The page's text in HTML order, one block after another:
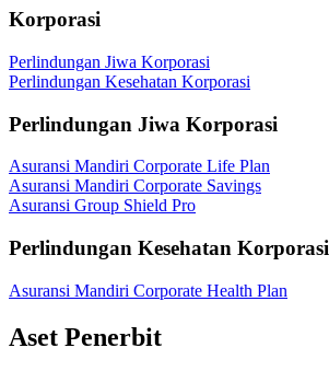
Korporasi
Perlindungan Jiwa Korporasi
Perlindungan Kesehatan Korporasi
Perlindungan Jiwa Korporasi
Asuransi Mandiri Corporate Life Plan
Asuransi Mandiri Corporate Savings
Asuransi Group Shield Pro
Perlindungan Kesehatan Korporasi
Asuransi Mandiri Corporate Health Plan
Aset Penerbit